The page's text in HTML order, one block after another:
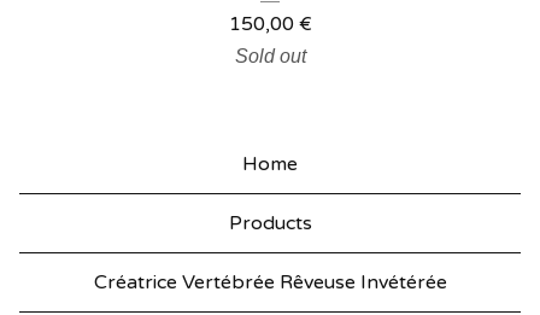
150,00 €
Sold out
Home
Products
Créatrice Vertébrée Rêveuse Invétérée